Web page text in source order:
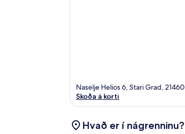
Naselje Helios 6, Stari Grad, 21460
Skoða á korti
Hvað er í nágrenninu?